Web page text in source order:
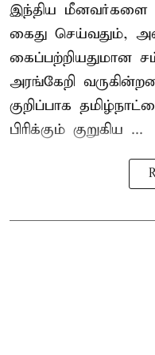
இந்திய மீனவர்களை
கைது செய்வதும்,
கைப்பற்றியதுமான
அரங்கேறி
குறிப்பாக
பிரிக்கும் குறுகிய ...